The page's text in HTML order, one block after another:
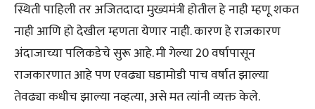
स्थिती पाहिली तर अजितदादा मुख्यमंत्री होतील हे नाही म्हणू शकत
नाही आणि हो देखील म्हणता येणार नाही. कारण हे राजकारण
अंदाजाच्या पलिकडेचे सुरू आहे. मी गेल्या 20 वर्षापासून
राजकारणात आहे पण एवढ्या घडामोडी पाच वर्षात झाल्या
तेवढ्या कधीच झाल्या नव्हत्या, असे मत त्यांनी व्यक्त केले.